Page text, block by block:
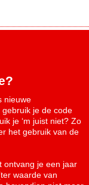
nieuwe
je de code
je ‘m juist niet? Zo
het gebruik van de
ontvang je een jaar
waarde van